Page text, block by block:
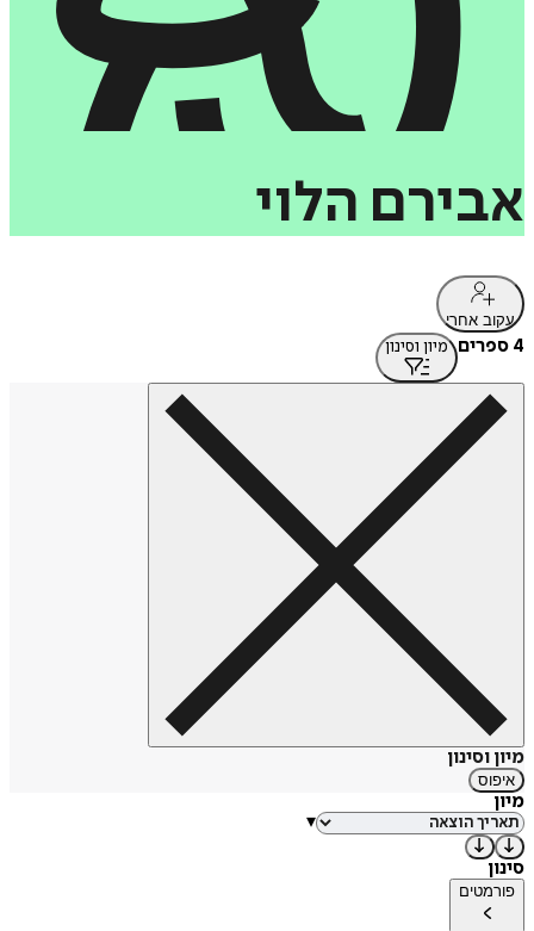
אבירם הלוי
עקוב אחרי
4 ספרים מיון וסינון
מיון וסינון
איפוס
מיון
▾
סינון
פורמטים